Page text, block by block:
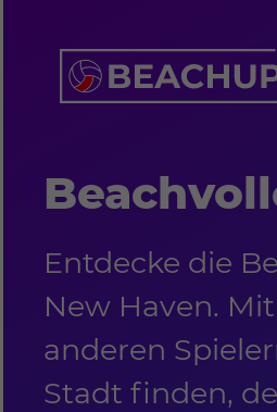
Entdecke die
New Haven.
anderen
Stadt finden,